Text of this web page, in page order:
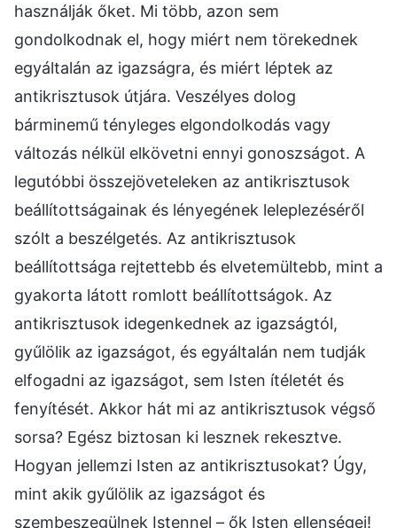
használják őket. Mi több, azon sem
gondolkodnak el, hogy miért nem törekednek
egyáltalán az igazságra, és miért léptek az
antikrisztusok útjára. Veszélyes dolog
bárminemű tényleges elgondolkodás vagy
változás nélkül elkövetni ennyi gonoszságot. A
legutóbbi összejöveteleken az antikrisztusok
beállítottságainak és lényegének leleplezéséről
szólt a beszélgetés. Az antikrisztusok
beállítottsága rejtettebb és elvetemültebb, mint a
gyakorta látott romlott beállítottságok. Az
antikrisztusok idegenkednek az igazságtól,
gyűlölik az igazságot, és egyáltalán nem tudják
elfogadni az igazságot, sem Isten ítéletét és
fenyítését. Akkor hát mi az antikrisztusok végső
sorsa? Egész biztosan ki lesznek rekesztve.
Hogyan jellemzi Isten az antikrisztusokat? Úgy,
mint akik gyűlölik az igazságot és
szembeszegülnek Istennel – ők Isten ellenségei!